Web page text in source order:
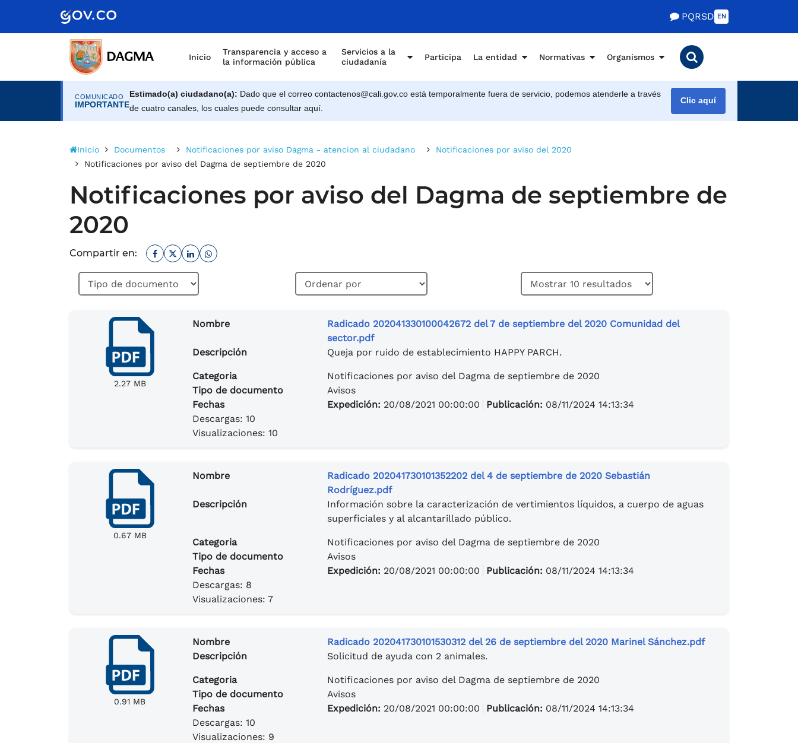
de Gobierno PQRSD EN
Inicio
Transparencia y acceso a
la información pública
Servicios a la
ciudadanía
Participa La entidad Normativas Organismos
COMUNICADO
IMPORTANTE
Estimado(a) ciudadano(a): Dado que el correo contactenos@cali.gov.co está temporalmente fuera de servicio, podemos atenderle a través
de cuatro canales, los cuales puede consultar aquí.
Clic aquí
Inicio Documentos Notificaciones por aviso Dagma - atencion al ciudadano
Notificaciones por aviso del 2020
Notificaciones por aviso del Dagma de septiembre de 2020
Notificaciones por aviso del Dagma de septiembre de
2020
Compartir en: Facebook
TwitterLinkedinWhatsapp
2.27 MB
Nombre
Radicado 202041330100042672 del 7 de septiembre del 2020 Comunidad del
sector.pdf
Descripción
Queja por ruido de establecimiento HAPPY PARCH.
Categoria
Notificaciones por aviso del Dagma de septiembre de 2020
Tipo de documento
Avisos
Fechas
Expedición: 20/08/2021 00:00:00 Publicación: 08/11/2024 14:13:34
Descargas: 10
Visualizaciones: 10
0.67 MB
Nombre
Radicado 202041730101352202 del 4 de septiembre de 2020 Sebastián
Rodríguez.pdf
Descripción
Información sobre la caracterización de vertimientos líquidos, a cuerpo de aguas
superficiales y al alcantarillado público.
Categoria
Notificaciones por aviso del Dagma de septiembre de 2020
Tipo de documento
Avisos
Fechas
Expedición: 20/08/2021 00:00:00 Publicación: 08/11/2024 14:13:34
Descargas: 8
Visualizaciones: 7
0.91 MB
Nombre
Radicado 202041730101530312 del 26 de septiembre del 2020 Marinel Sánchez.pdf
Descripción
Solicitud de ayuda con 2 animales.
Categoria
Notificaciones por aviso del Dagma de septiembre de 2020
Tipo de documento
Avisos
Fechas
Expedición: 20/08/2021 00:00:00 Publicación: 08/11/2024 14:13:34
Descargas: 10
Visualizaciones: 9